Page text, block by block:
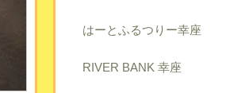
はーとふるつりー幸座
RIVER BANK 幸座